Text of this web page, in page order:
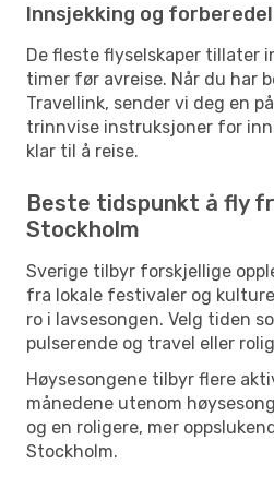
Innsjekking og
De fleste flyselskaper tillater
timer før avreise. Når du har
Travellink, sender vi deg en
trinnvise instruksjoner for
klar til å reise.
Beste tidspunkt å fly
Stockholm
Sverige tilbyr forskjellige
fra lokale festivaler og
ro i lavsesongen. Velg tiden
pulserende og travel eller
Høysesongene tilbyr flere
månedene utenom
og en roligere, mer
Stockholm.